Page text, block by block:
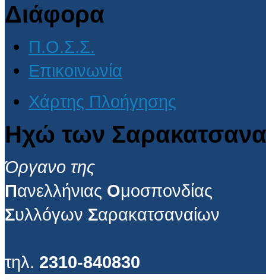
Διάφορα
Π.Ο.Σ.Σ.
Επικοινωνία
Χάρτης Πλοήγησης
Ηχώ των
Όργανο της
Πανελλήνιας Ομοσπονδίας
Συλλόγων Σαρακατσαναίων
τηλ. 2310-840830